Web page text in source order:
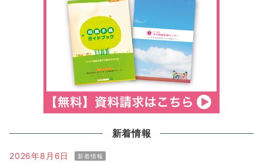
新着情報
2026年8月6日 新着情報